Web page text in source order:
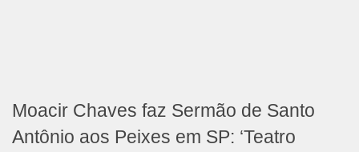
Moacir Chaves faz Sermão de Santo
Antônio aos Peixes em SP: ‘Teatro